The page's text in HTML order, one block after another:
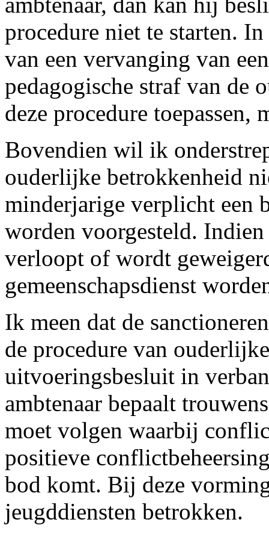
procedure niet te starten.
van een vervanging van
pedagogische straf van de
deze procedure
Bovendien wil ik
ouderlijke betrokkenheid
minderjarige verplicht een
worden voorgesteld.
verloopt of wordt
gemeenschapsdienst
Ik meen dat de
de procedure van
uitvoeringsbesluit in
ambtenaar bepaalt
moet volgen waarbij
positieve
bod komt. Bij deze
jeugddiensten betrokken.